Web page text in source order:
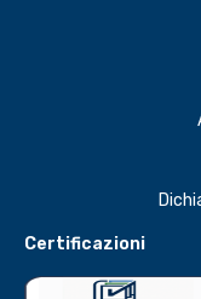
Certificazioni